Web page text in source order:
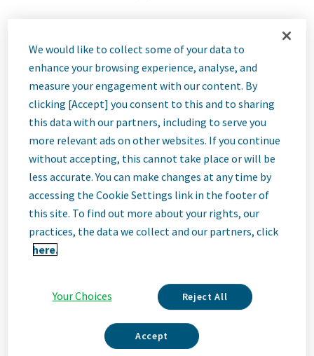
Job
Description
Ми – Teva
Ми – Teva, провідна інноваційна біофармацевтична
компанія, яка має потенціал у сфері генериків світового
класу. Незалежно від того, чи це інновації в галузі
неврології та імунології, чи постачання високоякісних ліків у
зараз і в майбутньому. Тут ви станете частиною
високоефективної, інклюзивної культури, яка цінує свіже
мислення та співпрацю. Ви отримаєте простір для
зростання, гнучкість для балансу між особистим життям і
роботою, а також можливість разом покращувати здоров'я
We would like to collect some of your data to
enhance your browsing experience, analyse, and
measure your engagement with our content. By
clicking [Accept] you consent to this and to sharing
this data with our partners, including to serve you
more relevant ads on other websites. If you continue
without accepting, this cannot take place or will be
less accurate. You can make changes at any time by
accessing the Cookie Settings link in the footer of
this site. To find out more about your rights, our
practices, the data we collect and our partners, click
here.
Your Choices Reject All
Accept